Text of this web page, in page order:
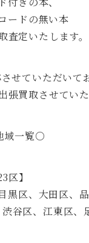
ードの無い本
査定いたします。
せていただいて
買取させていた
域一覧○
区】
区、大田区、
谷区、江東区、